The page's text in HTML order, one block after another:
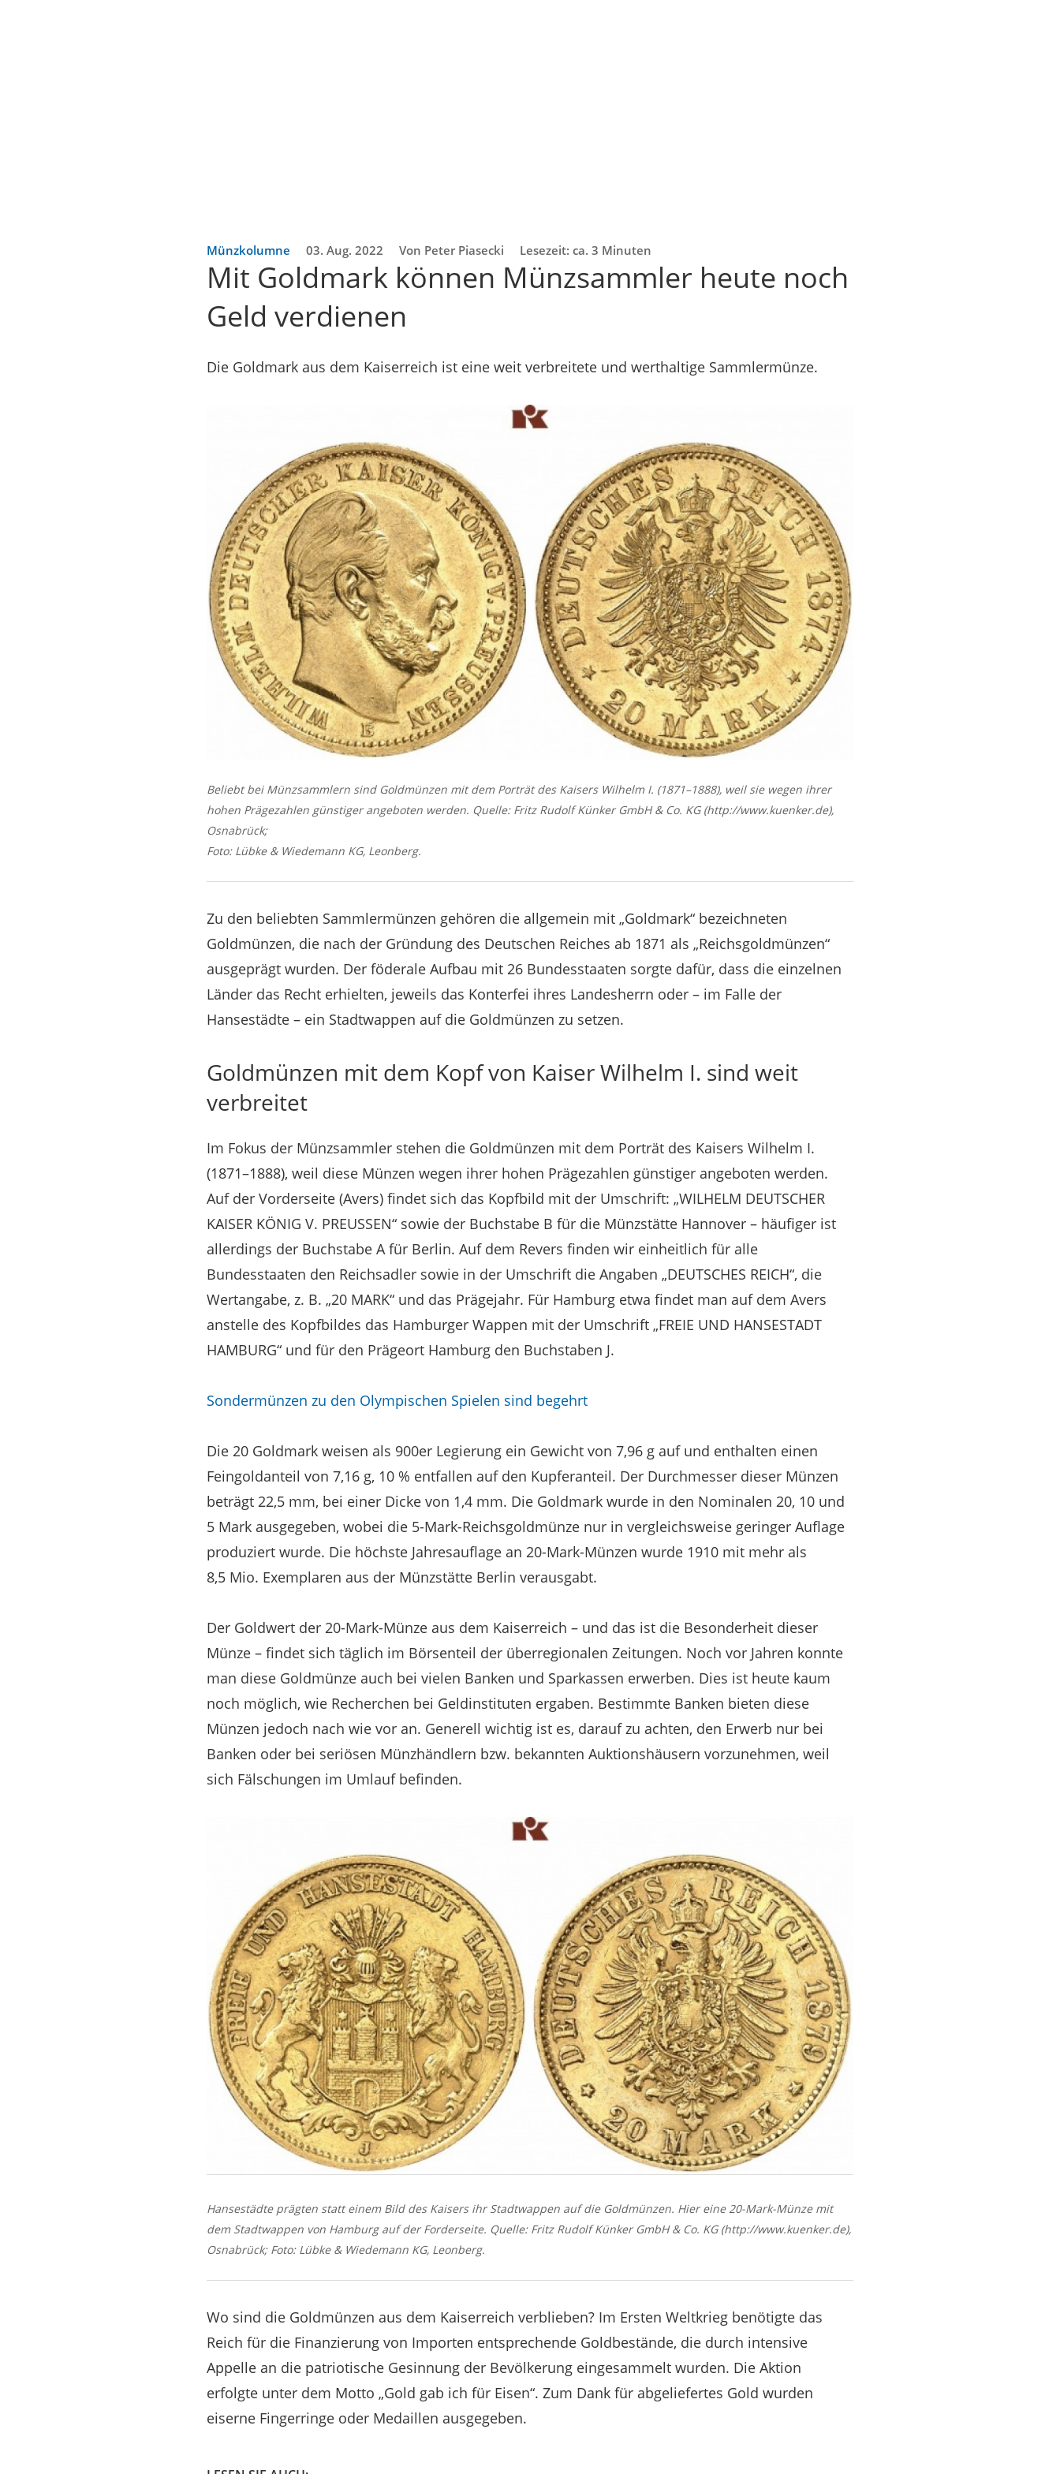
Münzkolumne 03. Aug. 2022 Von Peter Piasecki Lesezeit: ca. 3 Minuten
Mit Goldmark können Münzsammler heute noch
Geld verdienen
Die Goldmark aus dem Kaiserreich ist eine weit verbreitete und werthaltige Sammlermünze.
Beliebt bei Münzsammlern sind Goldmünzen mit dem Porträt des Kaisers Wilhelm I. (1871–1888), weil sie wegen ihrer
hohen Prägezahlen günstiger angeboten werden. Quelle: Fritz Rudolf Künker GmbH & Co. KG (http://www.kuenker.de),
Osnabrück;
Foto: Lübke & Wiedemann KG, Leonberg.
Zu den beliebten Sammlermünzen gehören die allgemein mit „Goldmark“ bezeichneten
Goldmünzen, die nach der Gründung des Deutschen Reiches ab 1871 als „Reichsgoldmünzen“
ausgeprägt wurden. Der föderale Aufbau mit 26 Bundesstaaten sorgte dafür, dass die einzelnen
Länder das Recht erhielten, jeweils das Konterfei ihres Landesherrn oder – im Falle der
Hansestädte – ein Stadtwappen auf die Goldmünzen zu setzen.
Goldmünzen mit dem Kopf von Kaiser Wilhelm I. sind weit
verbreitet
Im Fokus der Münzsammler stehen die Goldmünzen mit dem Porträt des Kaisers Wilhelm I.
(1871–1888), weil diese Münzen wegen ihrer hohen Prägezahlen günstiger angeboten werden.
Auf der Vorderseite (Avers) findet sich das Kopfbild mit der Umschrift: „WILHELM DEUTSCHER
KAISER KÖNIG V. PREUSSEN“ sowie der Buchstabe B für die Münzstätte Hannover – häufiger ist
allerdings der Buchstabe A für Berlin. Auf dem Revers finden wir einheitlich für alle
Bundesstaaten den Reichsadler sowie in der Umschrift die Angaben „DEUTSCHES REICH“, die
Wertangabe, z. B. „20 MARK“ und das Prägejahr. Für Hamburg etwa findet man auf dem Avers
anstelle des Kopfbildes das Hamburger Wappen mit der Umschrift „FREIE UND HANSESTADT
HAMBURG“ und für den Prägeort Hamburg den Buchstaben J.
Sondermünzen zu den Olympischen Spielen sind begehrt
Die 20 Goldmark weisen als 900er Legierung ein Gewicht von 7,96 g auf und enthalten einen
Feingoldanteil von 7,16 g, 10 % entfallen auf den Kupferanteil. Der Durchmesser dieser Münzen
beträgt 22,5 mm, bei einer Dicke von 1,4 mm. Die Goldmark wurde in den Nominalen 20, 10 und
5 Mark ausgegeben, wobei die 5-Mark-Reichsgoldmünze nur in vergleichsweise geringer Auflage
produziert wurde. Die höchste Jahresauflage an 20-Mark-Münzen wurde 1910 mit mehr als
8,5 Mio. Exemplaren aus der Münzstätte Berlin verausgabt.
Der Goldwert der 20-Mark-Münze aus dem Kaiserreich – und das ist die Besonderheit dieser
Münze – findet sich täglich im Börsenteil der überregionalen Zeitungen. Noch vor Jahren konnte
man diese Goldmünze auch bei vielen Banken und Sparkassen erwerben. Dies ist heute kaum
noch möglich, wie Recherchen bei Geldinstituten ergaben. Bestimmte Banken bieten diese
Münzen jedoch nach wie vor an. Generell wichtig ist es, darauf zu achten, den Erwerb nur bei
Banken oder bei seriösen Münzhändlern bzw. bekannten Auktionshäusern vorzunehmen, weil
sich Fälschungen im Umlauf befinden.
Hansestädte prägten statt einem Bild des Kaisers ihr Stadtwappen auf die Goldmünzen. Hier eine 20-Mark-Münze mit
dem Stadtwappen von Hamburg auf der Forderseite. Quelle: Fritz Rudolf Künker GmbH & Co. KG (http://www.kuenker.de),
Osnabrück; Foto: Lübke & Wiedemann KG, Leonberg.
Wo sind die Goldmünzen aus dem Kaiserreich verblieben? Im Ersten Weltkrieg benötigte das
Reich für die Finanzierung von Importen entsprechende Goldbestände, die durch intensive
Appelle an die patriotische Gesinnung der Bevölkerung eingesammelt wurden. Die Aktion
erfolgte unter dem Motto „Gold gab ich für Eisen“. Zum Dank für abgeliefertes Gold wurden
eiserne Fingerringe oder Medaillen ausgegeben.